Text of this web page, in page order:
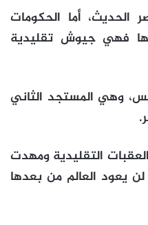
أما الحكومات
فهي جيوش تقليدية
وهي المستجد الثاني
التقليدية ومهدت
لن يعود العالم من بعدها